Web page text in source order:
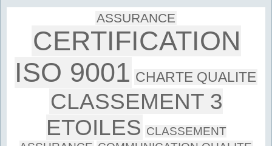
ASSURANCE
CERTIFICATION
ISO 9001 CHARTE QUALITE
CLASSEMENT 3
ETOILES CLASSEMENT